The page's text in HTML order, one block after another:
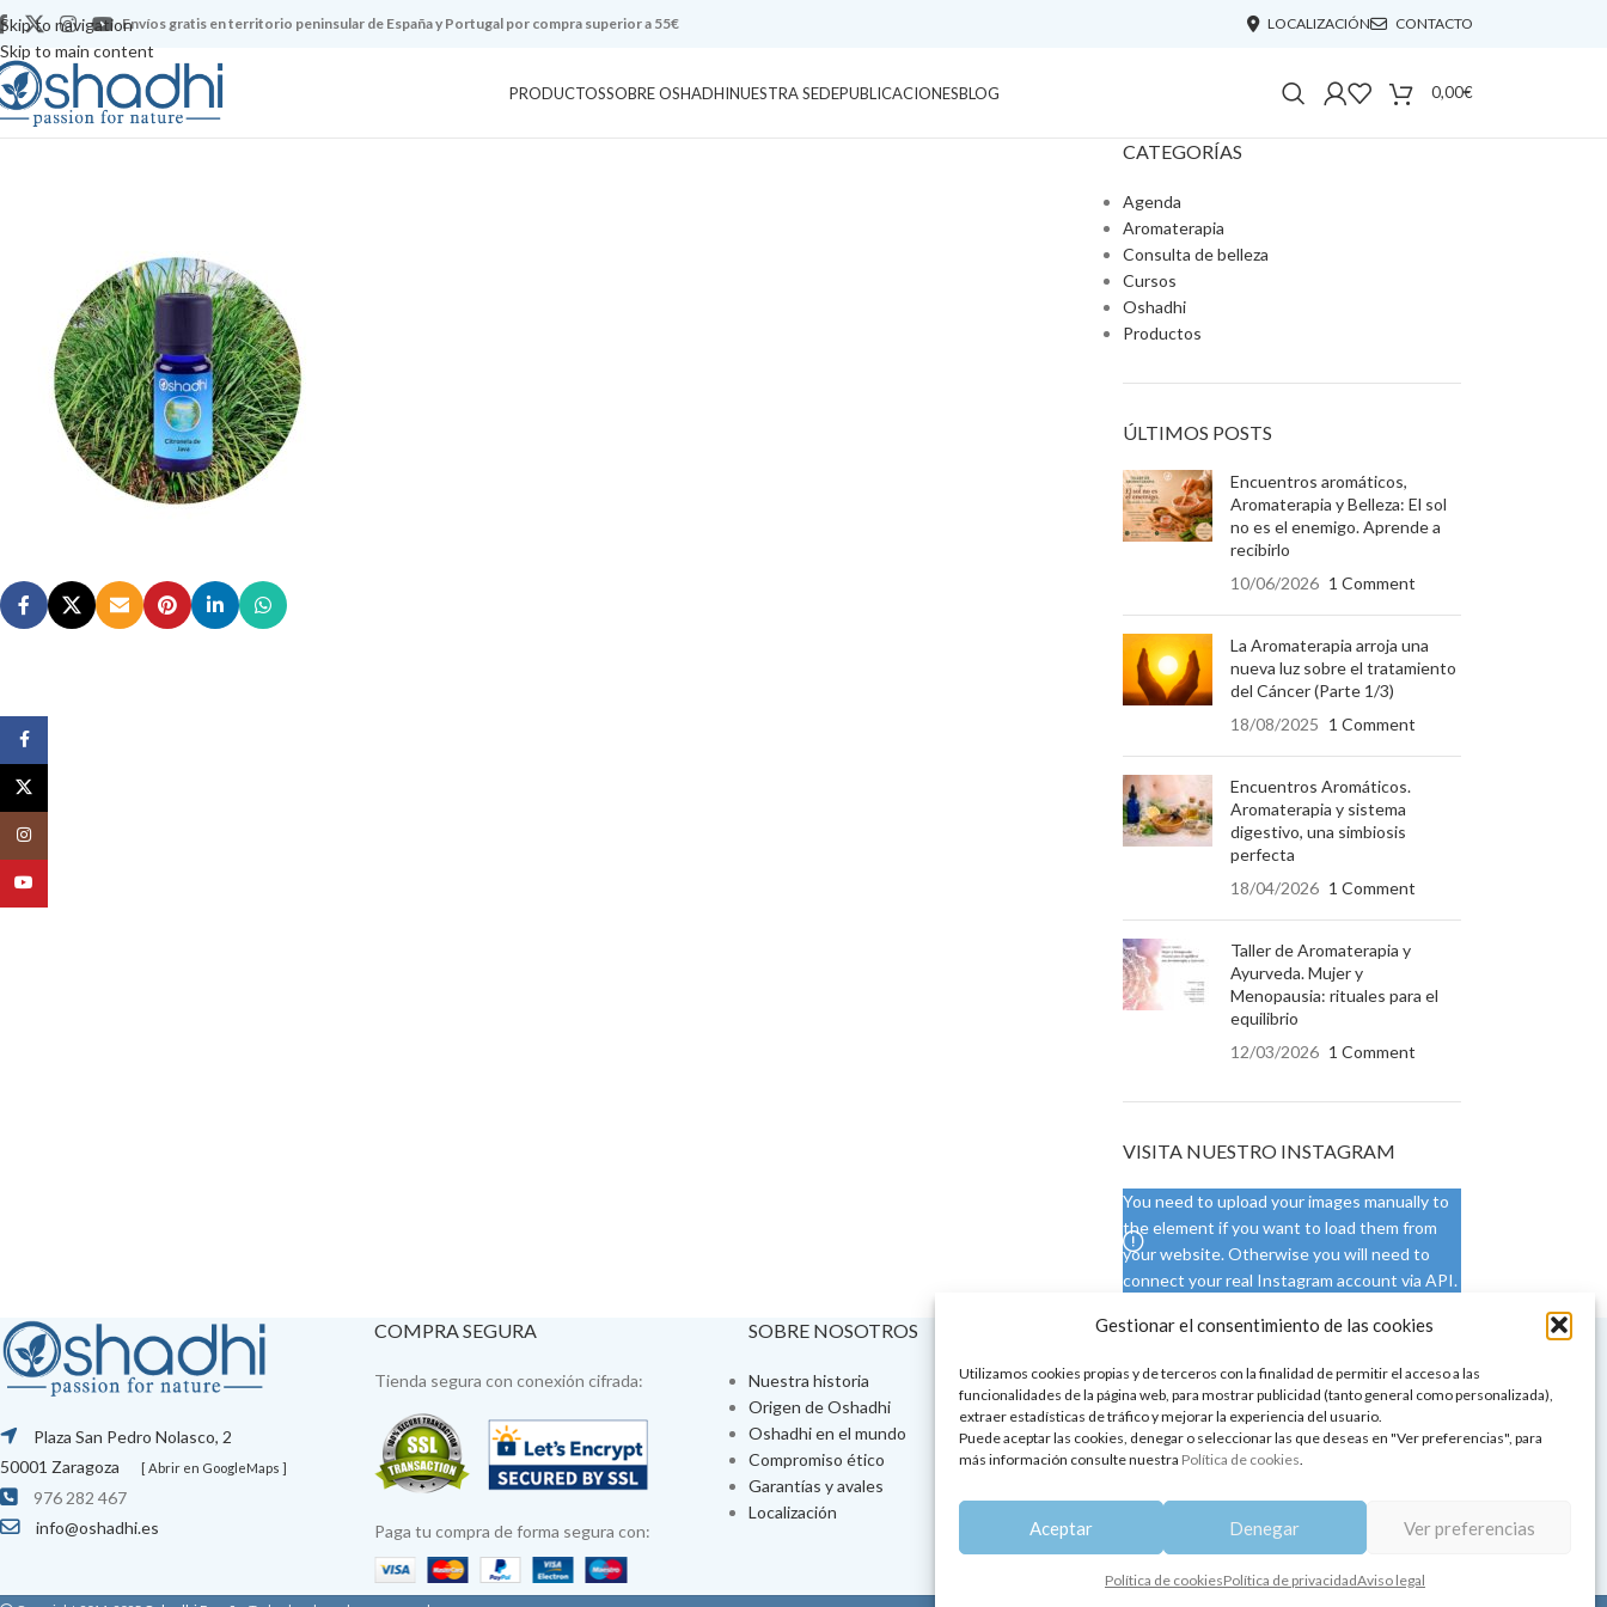
Gestionar el consentimiento de las cookies
Utilizamos cookies propias y de terceros con la finalidad de permitir el acceso a las
funcionalidades de la página web, para mostrar publicidad (tanto general como personalizada),
extraer estadísticas de tráfico y mejorar la experiencia del usuario.
Puede aceptar las cookies, denegar o seleccionar las que deseas en "Ver preferencias", para
más información consulte nuestra Política de cookies.
Aceptar Denegar Ver preferencias
Política de cookiesPolítica de privacidadAviso legal
Skip to navigation
Skip to main content
Envíos gratis en territorio peninsular de España y Portugal por compra superior a 55€ LOCALIZACIÓN CONTACTO
PRODUCTOSSOBRE OSHADHINUESTRA SEDEPUBLICACIONESBLOG 0,00€
CATEGORÍAS
Agenda
Aromaterapia
Consulta de belleza
Cursos
Oshadhi
Productos
ÚLTIMOS POSTS
Encuentros aromáticos,
Aromaterapia y Belleza: El sol
no es el enemigo. Aprende a
recibirlo
10/06/2026 1 Comment
La Aromaterapia arroja una
nueva luz sobre el tratamiento
del Cáncer (Parte 1/3)
18/08/2025 1 Comment
Encuentros Aromáticos.
Aromaterapia y sistema
digestivo, una simbiosis
perfecta
18/04/2026 1 Comment
Taller de Aromaterapia y
Ayurveda. Mujer y
Menopausia: rituales para el
equilibrio
12/03/2026 1 Comment
VISITA NUESTRO INSTAGRAM
You need to upload your images manually to
the element if you want to load them from
your website. Otherwise you will need to
connect your real Instagram account via API.
Plaza San Pedro Nolasco, 2
50001 Zaragoza
[ Abrir en GoogleMaps ]
976 282 467
info@oshadhi.es
COMPRA SEGURA
Tienda segura con conexión cifrada:
Paga tu compra de forma segura con:
SOBRE NOSOTROS
Nuestra historia
Origen de Oshadhi
Oshadhi en el mundo
Compromiso ético
Garantías y avales
Localización
VISÍTA NUESTRA SEDE
Tienda física
Talleres de aromaterapia
Tratamientos de belleza
Ayurveda
Aromaterapia y bienestar
CONDICIONES DE USO
Condiciones generales
Cambios y devoluciones
Formas de pago
Formas de envío